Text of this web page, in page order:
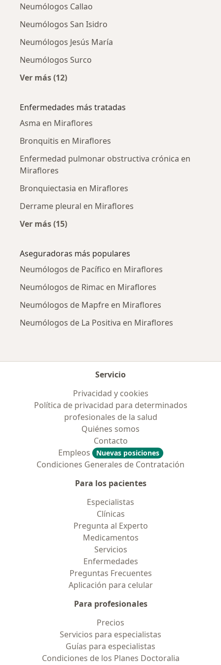
Neumólogos Callao
Neumólogos San Isidro
Neumólogos Jesús María
Neumólogos Surco
Ver más (12)
Enfermedades más tratadas
Asma en Miraflores
Bronquitis en Miraflores
Enfermedad pulmonar obstructiva crónica en
Miraflores
Bronquiectasia en Miraflores
Derrame pleural en Miraflores
Ver más (15)
Aseguradoras más populares
Neumólogos de Pacífico en Miraflores
Neumólogos de Rimac en Miraflores
Neumólogos de Mapfre en Miraflores
Neumólogos de La Positiva en Miraflores
Servicio
Privacidad y cookies
Política de privacidad para determinados
profesionales de la salud
Quiénes somos
Contacto
Empleos
Nuevas posiciones
Condiciones Generales de Contratación
Para los pacientes
Especialistas
Clínicas
Pregunta al Experto
Medicamentos
Servicios
Enfermedades
Preguntas Frecuentes
Aplicación para celular
Para profesionales
Precios
Servicios para especialistas
Guías para especialistas
Condiciones de los Planes Doctoralia